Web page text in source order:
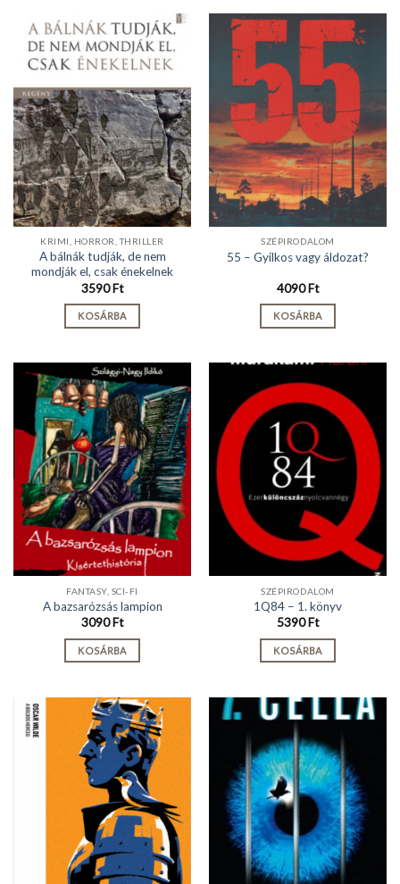
KRIMI, HORROR, THRILLER
A bálnák tudják, de nem
mondják el, csak énekelnek
3590Ft
KOSÁRBA
SZÉPIRODALOM
55 – Gyilkos vagy áldozat?
4090Ft
KOSÁRBA
FANTASY, SCI-FI
A bazsarózsás lampion
3090Ft
KOSÁRBA
SZÉPIRODALOM
1Q84 – 1. könyv
5390Ft
KOSÁRBA